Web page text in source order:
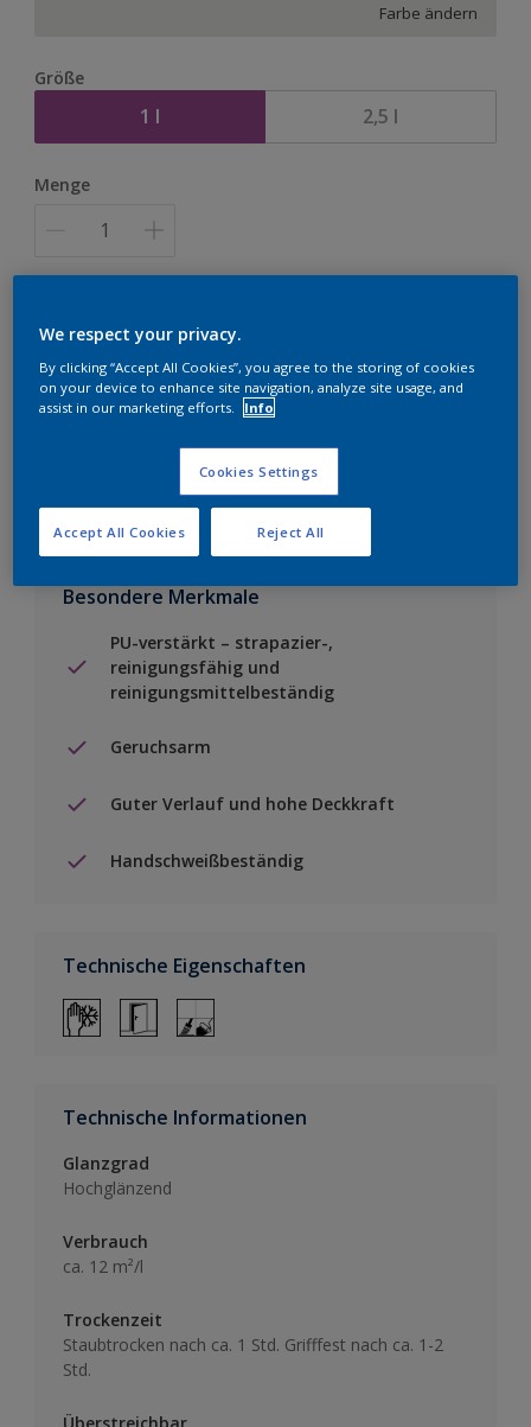
Farbe ändern
Größe
1 l 2,5 l
Menge
Einen Händler finden
Zu Projekt hinzufügen
Besondere Merkmale
PU-verstärkt – strapazier-,
reinigungsfähig und
reinigungsmittelbeständig
Geruchsarm
Guter Verlauf und hohe Deckkraft
Handschweißbeständig
Technische Eigenschaften
Technische Informationen
Glanzgrad
Hochglänzend
Verbrauch
ca. 12 m²/l
Trockenzeit
Staubtrocken nach ca. 1 Std. Grifffest nach ca. 1-2
Std.
We respect your privacy.
By clicking “Accept All Cookies”, you agree to the storing of cookies
on your device to enhance site navigation, analyze site usage, and
assist in our marketing efforts.
Info
Cookies Settings
Reject All
Accept All Cookies